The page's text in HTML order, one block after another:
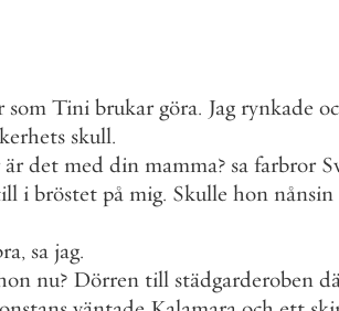
som Tini brukar göra. Jag rynkade
skull.
är det med din mamma? sa farbror
i bröstet på mig. Skulle hon nånsin
, sa jag.
nu? Dörren till städgarderoben